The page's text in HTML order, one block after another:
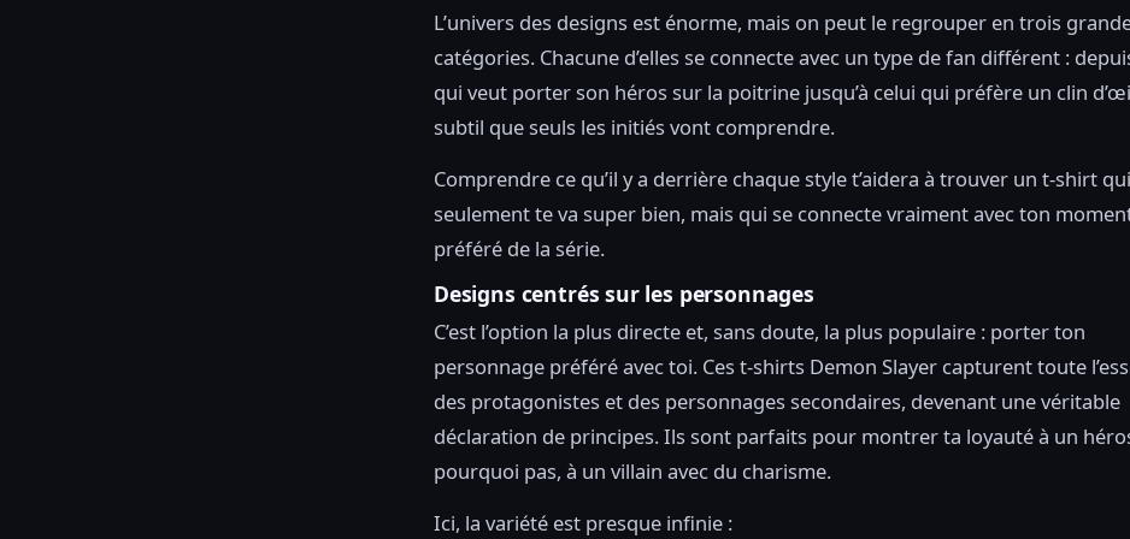
L’univers des designs est énorme, mais on peut le regrouper en trois
catégories. Chacune d’elles se connecte avec un type de fan différent :
qui veut porter son héros sur la poitrine jusqu’à celui qui préfère un clin
subtil que seuls les initiés vont comprendre.
Comprendre ce qu’il y a derrière chaque style t’aidera à trouver un t-shirt
seulement te va super bien, mais qui se connecte vraiment avec ton
préféré de la série.
Designs centrés sur les personnages
C’est l’option la plus directe et, sans doute, la plus populaire : porter ton
personnage préféré avec toi. Ces t-shirts Demon Slayer capturent toute
des protagonistes et des personnages secondaires, devenant une véritable
déclaration de principes. Ils sont parfaits pour montrer ta loyauté à un
pourquoi pas, à un villain avec du charisme.
Ici, la variété est presque infinie :